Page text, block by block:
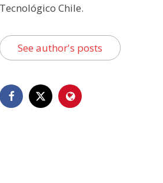
Tecnológico Chile.
See author's posts